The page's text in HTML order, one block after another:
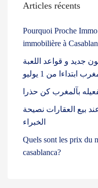
Articles récents
Pourquoi Proche
immobilière à
جديد و قواعد اللعبة
من 1 يوليو
بآلمغرب كن حذرا
بيع العقارات نصيحة
الخبراء
Quels sont les prix du
casablanca?